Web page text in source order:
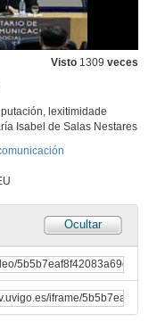
Visto 1309 veces
lexitimidade
Isabel de Salas Nestares
Ocultar
Delgado
Exclamado e magnífico reitor da universidade de Vigo